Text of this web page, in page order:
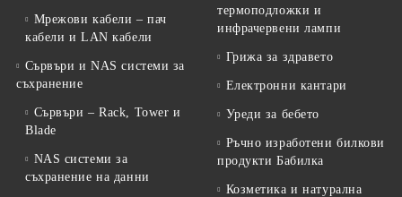
Мрежови кабели – пач
кабели и LAN кабели
Сървъри и NAS системи за
съхранение
Сървъри – Rack, Tower и
Blade
NAS системи за
съхранение на данни
термоподложки и
инфрачервени лампи
Грижа за здравето
Електронни кантари
Уреди за бебето
Ръчно изработени билкови
продукти Бабилка
Козметика и натурална